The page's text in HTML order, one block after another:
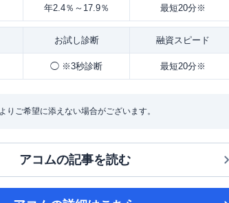
年2.4％～17.9％ 最短20分※
お試し診断 融資スピード
◯ ※3秒診断 最短20分※
ご希望に添えない場合がございます。
アコムの記事を読む